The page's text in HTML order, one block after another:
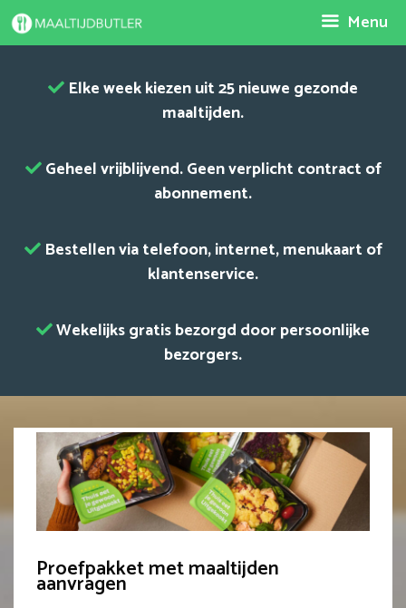
Spring
naar
Menu
Elke week kiezen uit 25 nieuwe gezonde
maaltijden.
Geheel vrijblijvend. Geen verplicht contract of
abonnement.
Bestellen via telefoon, internet, menukaart of
klantenservice.
Wekelijks gratis bezorgd door persoonlijke
bezorgers.
Proefpakket met maaltijden
aanvragen